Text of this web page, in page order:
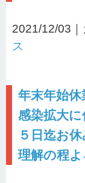
2021/12/03｜
ス
年末年始
感染拡大に
５日迄お
理解の程